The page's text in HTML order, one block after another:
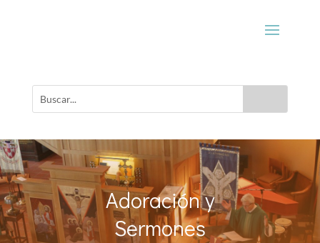
Adoración y
Sermones